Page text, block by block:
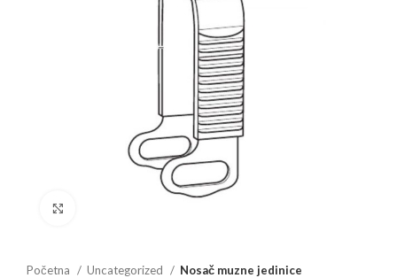
Početna Uncategorized Nosač muzne jedinice